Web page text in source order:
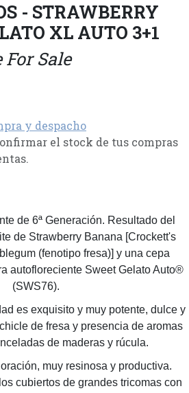
- STRAWBERRY
XL AUTO 3+1
Sale
y despacho
el stock de tus compras
de 6ª Generación. Resultado del
de Strawberry Banana [Crockett's
(fenotipo fresa)] y una cepa
autofloreciente Sweet Gelato Auto®
(SWS76).
es exquisito y muy potente, dulce y
de fresa y presencia de aromas
de maderas y rúcula.
muy resinosa y productiva.
cubiertos de grandes tricomas con